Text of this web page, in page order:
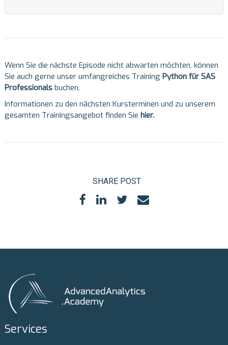
Wenn Sie die nächste Episode nicht abwarten möchten, können
Sie auch gerne unser umfangreiches Training Python für SAS
Professionals buchen.
Informationen zu den nächsten Kursterminen und zu unserem
gesamten Trainingsangebot finden Siehier.
SHARE POST
Services